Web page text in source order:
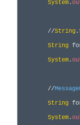
System .
//String
String
System .
//
String
System .